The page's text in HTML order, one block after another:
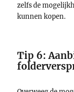
zelfs de
kunnen kopen.
Tip 6: